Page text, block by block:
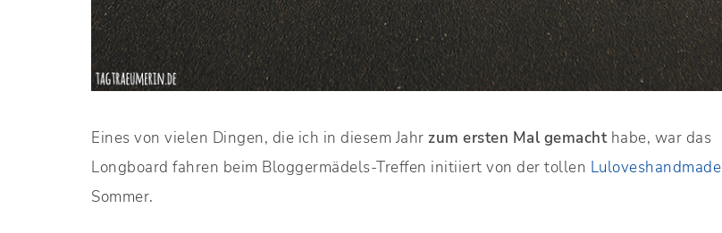
Eines von vielen Dingen, die ich in diesem Jahr zum ersten Mal gemachthabe, war das
Longboard fahren beim Bloggermädels-Treffen initiiert von der tollen Luloveshandmade
Sommer.